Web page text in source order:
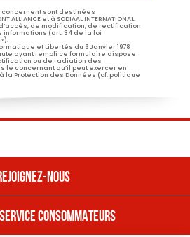
concernent sont destinées
ALLIANCE et à SODIAAL INTERNATIONAL.
de modification, de rectification
(art. 34 de la loi
et Libertés du 6 Janvier 1978
ayant rempli ce formulaire dispose
ou de radiation des
le concernant qu’il peut exercer en
la Protection des Données (cf. politique
NOUS
CONSOMMATEURS